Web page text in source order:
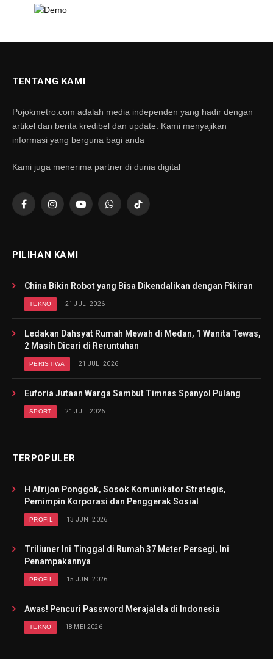
TENTANG KAMI
Pojokmetro.com adalah media independen yang hadir dengan
artikel dan berita kredibel dan update. Kami menyajikan
informasi yang berguna bagi anda
Kami juga menerima partner di dunia digital
FacebookInstagramYouTubeWhatsAppTikTok
PILIHAN KAMI
China Bikin Robot yang Bisa Dikendalikan dengan Pikiran
TEKNO 21 JULI 2026
Ledakan Dahsyat Rumah Mewah di Medan, 1 Wanita Tewas,
2 Masih Dicari di Reruntuhan
PERISTIWA 21 JULI 2026
Euforia Jutaan Warga Sambut Timnas Spanyol Pulang
SPORT 21 JULI 2026
TERPOPULER
H Afrijon Ponggok, Sosok Komunikator Strategis,
Pemimpin Korporasi dan Penggerak Sosial
PROFIL 13 JUNI 2026
Triliuner Ini Tinggal di Rumah 37 Meter Persegi, Ini
Penampakannya
PROFIL 15 JUNI 2026
Awas! Pencuri Password Merajalela di Indonesia
TEKNO 18 MEI 2026